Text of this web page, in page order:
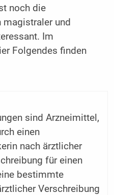
noch die
magistraler und
Im
Folgendes finden
sind Arzneimittel,
einen
nach ärztlicher
für einen
bestimmte
Verschreibung